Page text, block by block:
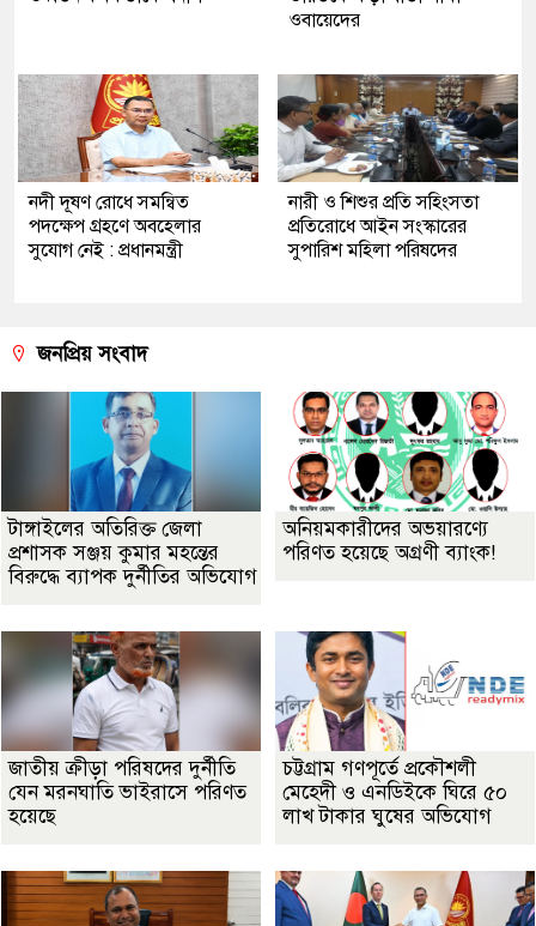
ওবায়েদের
নদী দূষণ রোধে সমন্বিত
পদক্ষেপ গ্রহণে অবহেলার
সুযোগ নেই : প্রধানমন্ত্রী
নারী ও শিশুর প্রতি সহিংসতা
প্রতিরোধে আইন সংস্কারের
সুপারিশ মহিলা পরিষদের
জনপ্রিয় সংবাদ
টাঙ্গাইলের অতিরিক্ত জেলা
প্রশাসক সঞ্জয় কুমার মহন্তের
বিরুদ্ধে ব্যাপক দুর্নীতির অভিযোগ
অনিয়মকারীদের অভয়ারণ্যে
পরিণত হয়েছে অগ্রণী ব্যাংক!
জাতীয় ক্রীড়া পরিষদের দুর্নীতি
যেন মরনঘাতি ভাইরাসে পরিণত
হয়েছে
চট্টগ্রাম গণপূর্তে প্রকৌশলী
মেহেদী ও এনডিইকে ঘিরে ৫০
লাখ টাকার ঘুষের অভিযোগ